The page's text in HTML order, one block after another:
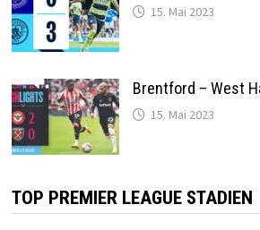
15. Mai 2023
Brentford – West
15. Mai 2023
TOP PREMIER LEAGUE STADIEN